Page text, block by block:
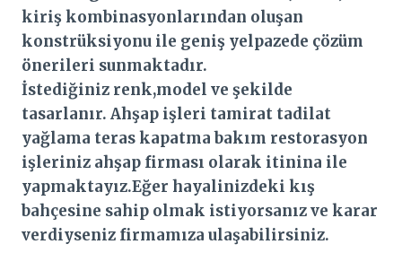
kiriş kombinasyonlarından oluşan
konstrüksiyonu ile geniş yelpazede çözüm
önerileri sunmaktadır.
İstediğiniz renk,model ve şekilde
tasarlanır. Ahşap işleri tamirat tadilat
yağlama teras kapatma bakım restorasyon
işleriniz ahşap firması olarak itinina ile
yapmaktayız.Eğer hayalinizdeki kış
bahçesine sahip olmak istiyorsanız ve karar
verdiyseniz firmamıza ulaşabilirsiniz.